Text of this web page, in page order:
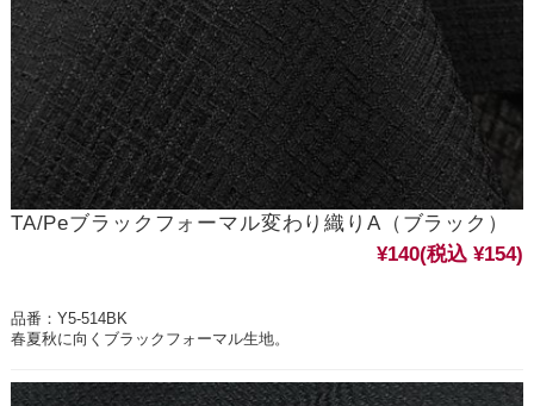
TA/Peブラックフォーマル変わり織りA（ブラック）
¥140(税込 ¥154)
品番：Y5-514BK
春夏秋に向くブラックフォーマル生地。